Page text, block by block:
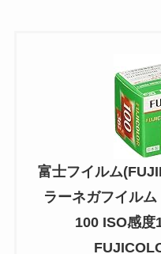
富士フイルム
ラーネガフイル
100 ISO感度